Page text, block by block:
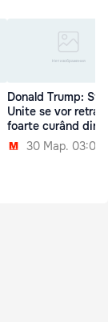
Donald Trump:
Unite se vor
foarte curând din
30 Мар. 03:00